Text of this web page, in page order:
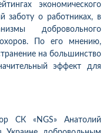
экономического
заботу о работниках, в
добровольного
По его мнению,
на большинство
эффект для
СК «NGS» Анатолий